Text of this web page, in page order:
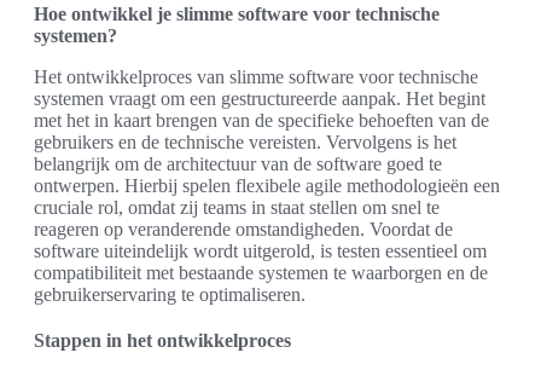
Hoe ontwikkel je slimme software voor technische
systemen?
Het ontwikkelproces van slimme software voor technische
systemen vraagt om een gestructureerde aanpak. Het begint
met het in kaart brengen van de specifieke behoeften van de
gebruikers en de technische vereisten. Vervolgens is het
belangrijk om de architectuur van de software goed te
ontwerpen. Hierbij spelen flexibele agile methodologieën een
cruciale rol, omdat zij teams in staat stellen om snel te
reageren op veranderende omstandigheden. Voordat de
software uiteindelijk wordt uitgerold, is testen essentieel om
compatibiliteit met bestaande systemen te waarborgen en de
gebruikerservaring te optimaliseren.
Stappen in het ontwikkelproces